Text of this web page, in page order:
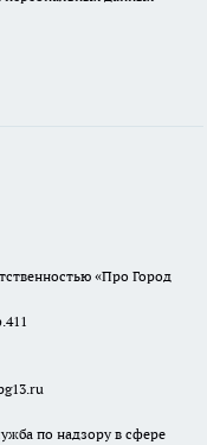
«Про Город
по надзору в сфере